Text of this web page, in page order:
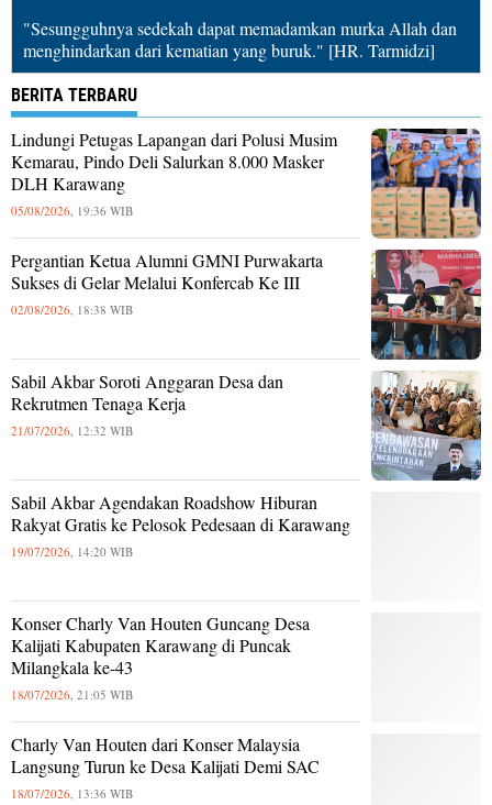
"Sesungguhnya sedekah dapat memadamkan murka Allah dan
menghindarkan dari kematian yang buruk." [HR. Tarmidzi]
BERITA TERBARU
Lindungi Petugas Lapangan dari Polusi Musim
Kemarau, Pindo Deli Salurkan 8.000 Masker
DLH Karawang
05/08/2026, 19:36 WIB
Pergantian Ketua Alumni GMNI Purwakarta
Sukses di Gelar Melalui Konfercab Ke III
02/08/2026, 18:38 WIB
Sabil Akbar Soroti Anggaran Desa dan
Rekrutmen Tenaga Kerja
21/07/2026, 12:32 WIB
Sabil Akbar Agendakan Roadshow Hiburan
Rakyat Gratis ke Pelosok Pedesaan di Karawang
19/07/2026, 14:20 WIB
Konser Charly Van Houten Guncang Desa
Kalijati Kabupaten Karawang di Puncak
Milangkala ke-43
18/07/2026, 21:05 WIB
Charly Van Houten dari Konser Malaysia
Langsung Turun ke Desa Kalijati Demi SAC
18/07/2026, 13:36 WIB